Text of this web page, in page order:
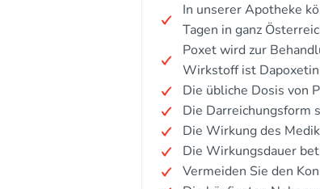
In unserer Apotheke
Tagen in ganz
Poxet wird zur
Wirkstoff ist
Die übliche Dosis von
Die Darreichungsform
Die Wirkung des
Die Wirkungsdauer
Vermeiden Sie den